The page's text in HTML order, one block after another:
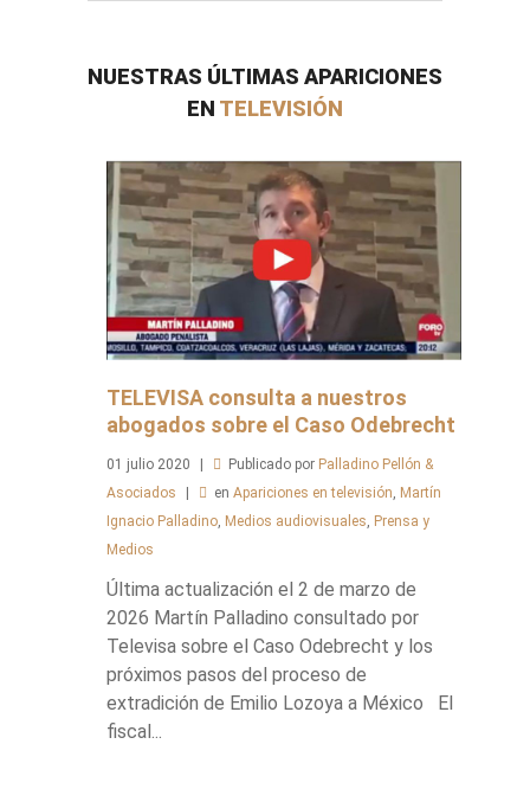
NUESTRAS ÚLTIMAS APARICIONES
EN TELEVISIÓN
TELEVISA consulta a nuestros
abogados sobre el Caso Odebrecht
01 julio 2020 Publicado por Palladino Pellón &
Asociados
en Apariciones en televisión, Martín
Ignacio Palladino, Medios audiovisuales, Prensa y
Medios
Última actualización el 2 de marzo de
2026 Martín Palladino consultado por
Televisa sobre el Caso Odebrecht y los
próximos pasos del proceso de
extradición de Emilio Lozoya a México El
fiscal...